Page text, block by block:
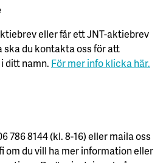
eller får ett JNT-aktiebrev
ska du kontakta oss för att
ditt namn. För mer info klicka här.
786 8144 (kl. 8-16) eller maila oss
om du vill ha mer information eller